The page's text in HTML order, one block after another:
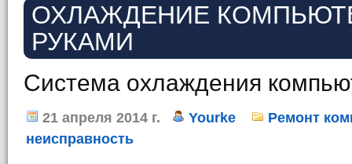
ОХЛАЖДЕНИЕ
РУКАМИ
Система охлаждения
21 апреля 2014 г. Yourke
Ремонт
неисправность